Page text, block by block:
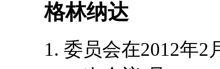
格林纳达
1. 委员会在2012年2